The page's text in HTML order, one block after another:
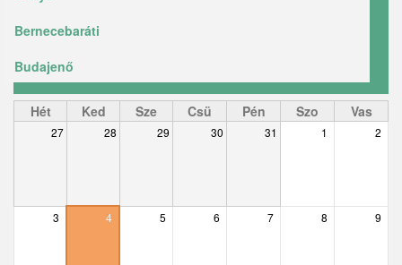
Bernecebaráti
Budajenő
Ceglédbercel
Csemő
Csobánka
Hét Ked Sze Csü Pén Szo Vas
27 28 29 30 31 1 2
3 4 5 6 7 8 9